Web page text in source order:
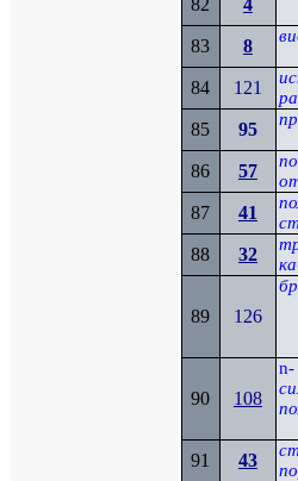
82 4
83 8
84 121
85 95
86 57
87 41
88 32
89 126
90 108
n-
91 43